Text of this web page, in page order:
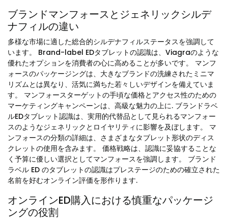
ブランドマンフォースとジェネリックシルデ
ナフィルの違い
多様な市場に適した総合的シルデナフィルステータスを強調して
います。 Brand-label EDタブレットの認識は、Viagraのような
優れたオプションを消費者の心に高めることが多いです。 マンフ
ォースのパッケージングは、大きなブランドの洗練されたミニマ
リズムとは異なり、活気に満ちた若々しいデザインを備えていま
す。 マンフォースターゲットの手頃な価格とアクセス性のための
マーケティングキャンペーンは、高級な魅力の上に. ブランドラベ
ルEDタブレット認識は、実用的代替品として見られるマンフォー
スのようなジェネリックとロイヤリティに影響を及ぼします。 マ
ンフォースの分類の詳細は、さまざまなタブレット形状のディス
クレットの使用を含みます。 価格戦略は、認識に妥協することな
く予算に優しい選択としてマンフォースを強調します。 ブランド
ラベル ED のタブレットの認識はプレステージのための確立された
名前を好むオンライン評価を形作ります.
オンラインED購入における慎重なパッケージ
ングの役割